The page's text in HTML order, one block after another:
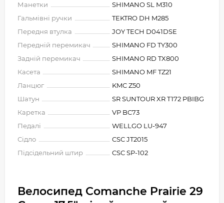
Манетки
SHIMANO SL M310
Гальмівні ручки
TEKTRO DH M285
Передня втулка
JOY TECH D041DSE
Передній перемикач
SHIMANO FD TY300
Задній перемикач
SHIMANO RD TX800
Касета
SHIMANO MF TZ21
Ланцюг
KMC Z50
Шатун
SR SUNTOUR XR T172 PBIBG
Каретка
VP BC73
Педалі
WELLGO LU-947
Сідло
CSC JT2015
Підсідельний штир
CSC SP-102
Велосипед Comanche Prairie 29